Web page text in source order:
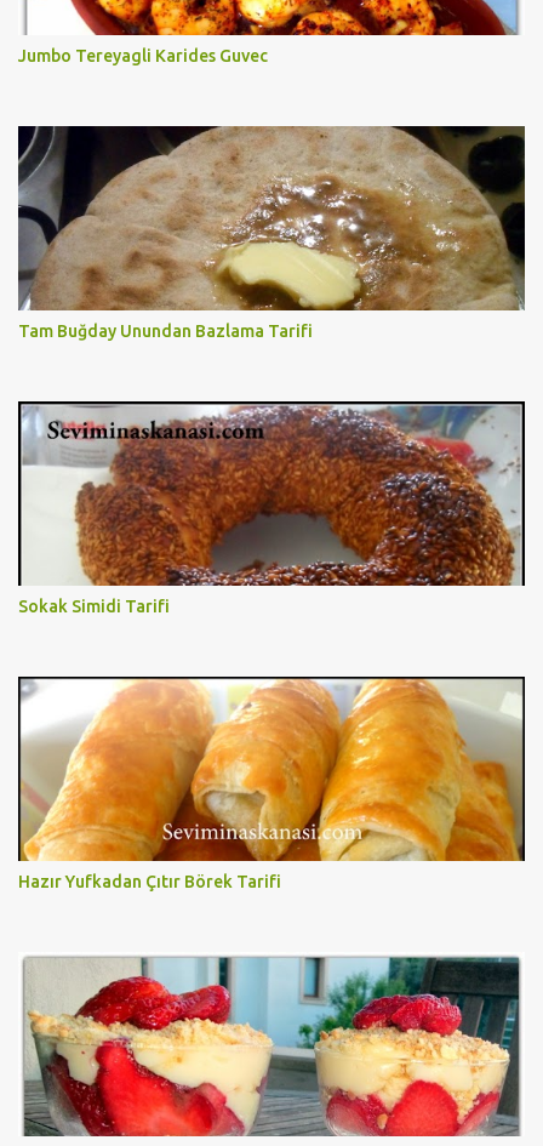
Jumbo Tereyagli Karides Guvec
Tam Buğday Unundan Bazlama Tarifi
Sokak Simidi Tarifi
Hazır Yufkadan Çıtır Börek Tarifi